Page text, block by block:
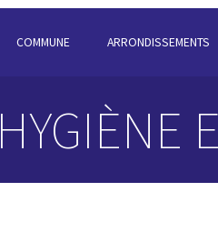
COMMUNE ARRONDISSEMENTS
HYGIÈNE